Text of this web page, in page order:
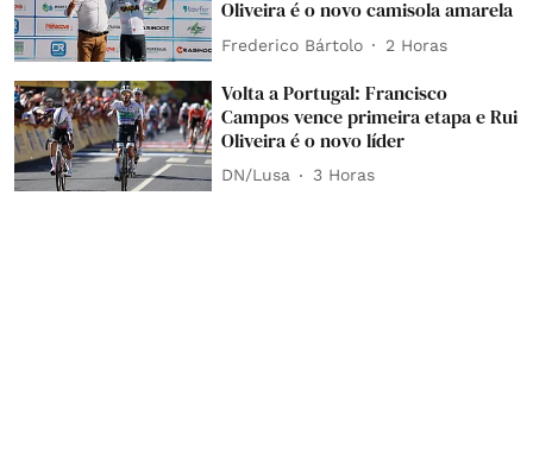
Oliveira é o novo camisola amarela
Frederico Bártolo 2 Horas
Volta a Portugal: Francisco
Campos vence primeira etapa e Rui
Oliveira é o novo líder
DN/Lusa 3 Horas